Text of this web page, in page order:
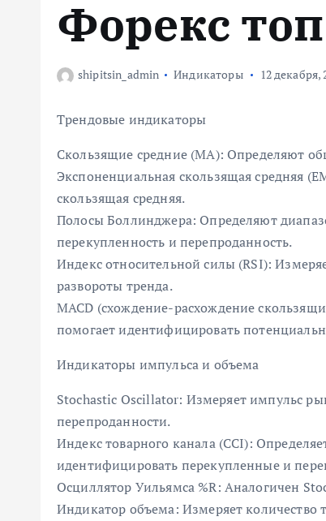
Форекс
shipitsin_admin Индикаторы 12 декабря,
Трендовые индикаторы
Скользящие средние (MA): Определяют
Экспоненциальная скользящая средняя
скользящая средняя.
Полосы Боллинджера: Определяют
перекупленность и перепроданность.
Индекс относительной силы (RSI):
развороты тренда.
MACD (схождение-расхождение
помогает идентифицировать
Индикаторы импульса и объема
Stochastic Oscillator: Измеряет импульс
перепроданности.
Индекс товарного канала (CCI):
идентифицировать перекупленные и
Осциллятор Уильямса %R: Аналогичен
Индикатор объема: Измеряет